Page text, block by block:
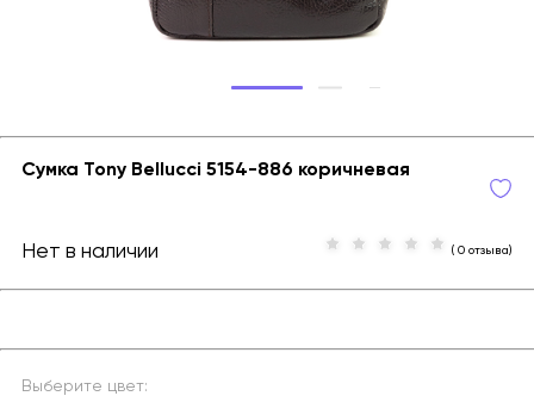
Сумка Tony Bellucci 5154-886 коричневая
Нет в наличии ( 0 отзыва)
Выберите цвет: